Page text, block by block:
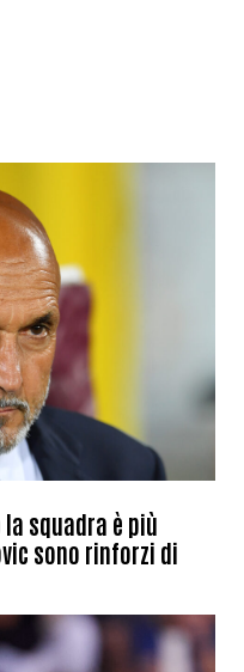
squadra è più
sono rinforzi di